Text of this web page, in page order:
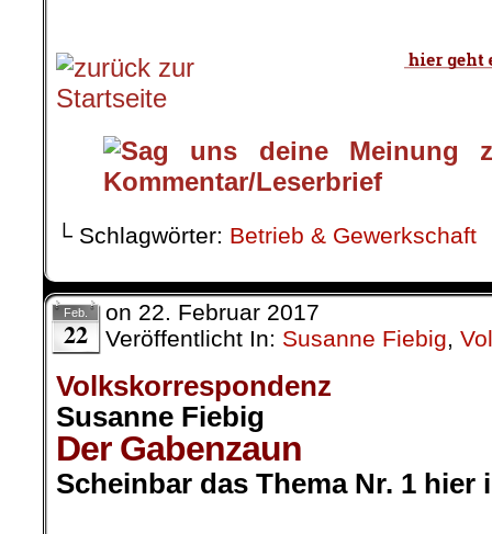
└ Schlagwörter: Betrieb & Gewerkschaft
Feb.
22
on 22. Februar 2017
Veröffentlicht In: Susanne Fiebig,
Volkskorrespondenz
Susanne Fiebig
Der Gabenzaun
Scheinbar das Thema Nr. 1 hier